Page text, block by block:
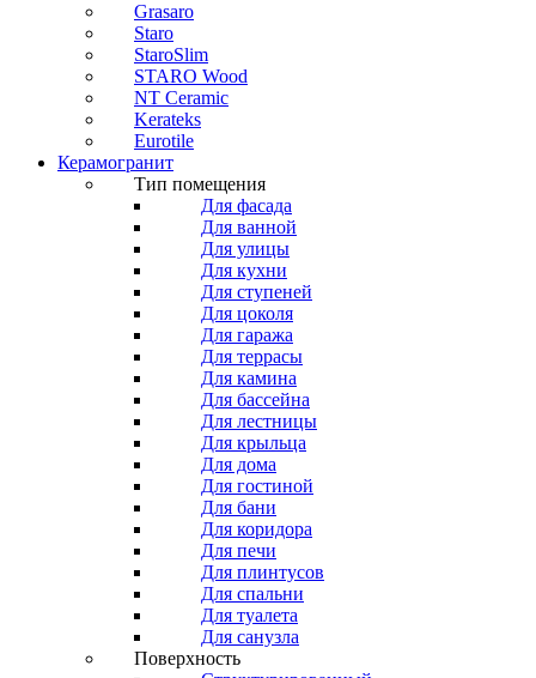
Grasaro
Staro
StaroSlim
STARO Wood
NT Ceramic
Kerateks
Eurotile
Керамогранит
Тип помещения
Для фасада
Для ванной
Для улицы
Для кухни
Для ступеней
Для цоколя
Для гаража
Для террасы
Для камина
Для бассейна
Для лестницы
Для крыльца
Для дома
Для гостиной
Для бани
Для коридора
Для печи
Для плинтусов
Для спальни
Для туалета
Для санузла
Поверхность